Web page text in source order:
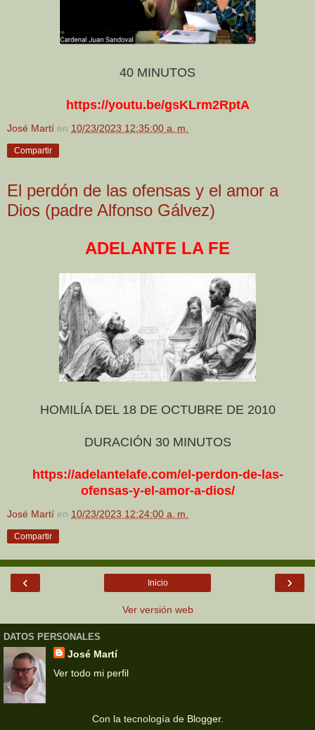
40 MINUTOS
https://youtu.be/gsKLrm2RptA
José Martí en 10/23/2023 12:35:00 a. m.
Compartir
El perdón de las ofensas y el amor a
Dios (padre Alfonso Gálvez)
ADELANTE LA FE
HOMILÍA DEL 18 DE OCTUBRE DE 2010
DURACIÓN 30 MINUTOS
https://adelantelafe.com/el-perdon-de-las-
ofensas-y-el-amor-a-dios/
José Martí en 10/23/2023 12:24:00 a. m.
Compartir
‹ ›
Inicio
Ver versión web
DATOS PERSONALES
José Martí
Ver todo mi perfil
Con la tecnología de Blogger.